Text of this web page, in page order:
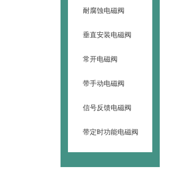
耐腐蚀电磁阀
垂直安装电磁阀
常开电磁阀
带手动电磁阀
信号反馈电磁阀
带定时功能电磁阀